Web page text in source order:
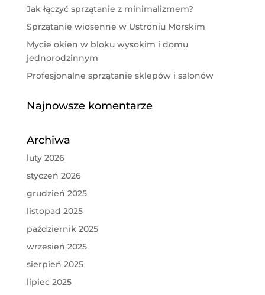
Jak łączyć sprzątanie z minimalizmem?
Sprzątanie wiosenne w Ustroniu Morskim
Mycie okien w bloku wysokim i domu
jednorodzinnym
Profesjonalne sprzątanie sklepów i salonów
Najnowsze komentarze
Archiwa
luty 2026
styczeń 2026
grudzień 2025
listopad 2025
październik 2025
wrzesień 2025
sierpień 2025
lipiec 2025